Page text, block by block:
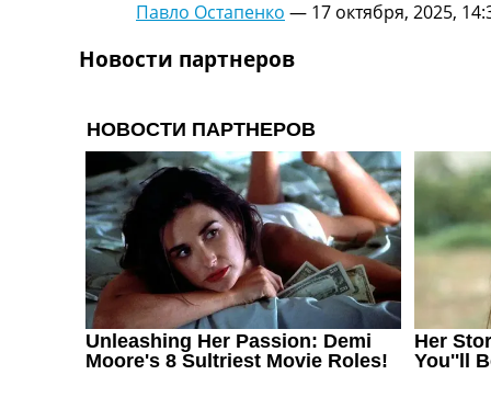
Последние комментарии
Логин
Правила
Коллективный прогноз
Турниры
Чемпионат Мира
Украина. Премьер-Лига
Украина. Первая Лига
Лига Чемпионов
Англия. Премьер Лига
Испания. Ла Лига
Другие Турниры >>>
Таблицы
Павло Остапенко — 17 октября, 2025,
Новости партнеров